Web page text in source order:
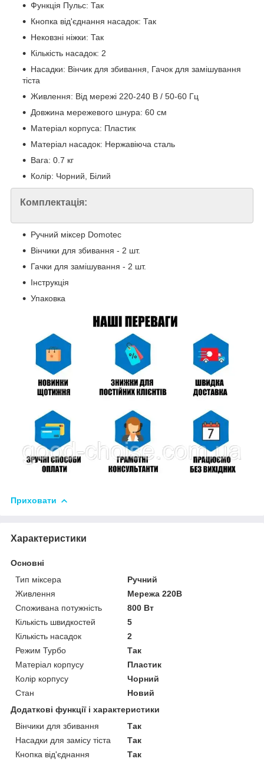
Функція Пульс: Так
Кнопка від'єднання насадок: Так
Нековзні ніжки: Так
Кількість насадок: 2
Насадки: Вінчик для збивання, Гачок для замішування
тіста
Живлення: Від мережі 220-240 В / 50-60 Гц
Довжина мережевого шнура: 60 см
Матеріал корпуса: Пластик
Матеріал насадок: Нержавіюча сталь
Вага: 0.7 кг
Колір: Чорний, Білий
Комплектація:
Ручний міксер Domotec
Вінчики для збивання - 2 шт.
Гачки для замішування - 2 шт.
Інструкція
Упаковка
Приховати
Характеристики
Основні
Тип міксера
Ручний
Живлення
Мережа 220В
Споживана потужність
800 Вт
Кількість швидкостей
5
Кількість насадок
2
Режим Турбо
Так
Матеріал корпусу
Пластик
Колір корпусу
Чорний
Стан
Новий
Додаткові функції і характеристики
Вінчики для збивання
Так
Насадки для замісу тіста
Так
Кнопка від'єднання
Так